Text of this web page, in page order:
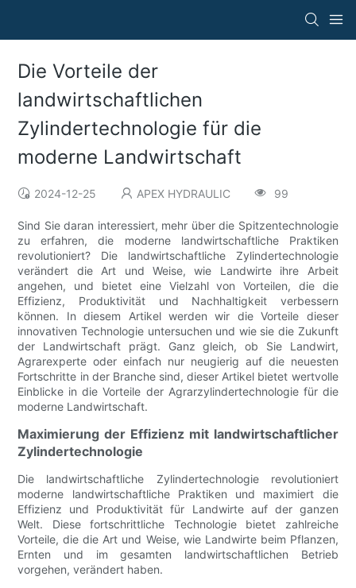
Die Vorteile der
landwirtschaftlichen
Zylindertechnologie für die
moderne Landwirtschaft
2024-12-25 APEX HYDRAULIC 99
Sind Sie daran interessiert, mehr über die Spitzentechnologie
zu erfahren, die moderne landwirtschaftliche Praktiken
revolutioniert? Die landwirtschaftliche Zylindertechnologie
verändert die Art und Weise, wie Landwirte ihre Arbeit
angehen, und bietet eine Vielzahl von Vorteilen, die die
Effizienz, Produktivität und Nachhaltigkeit verbessern
können. In diesem Artikel werden wir die Vorteile dieser
innovativen Technologie untersuchen und wie sie die Zukunft
der Landwirtschaft prägt. Ganz gleich, ob Sie Landwirt,
Agrarexperte oder einfach nur neugierig auf die neuesten
Fortschritte in der Branche sind, dieser Artikel bietet wertvolle
Einblicke in die Vorteile der Agrarzylindertechnologie für die
moderne Landwirtschaft.
Maximierung der Effizienz mit landwirtschaftlicher
Zylindertechnologie
Die landwirtschaftliche Zylindertechnologie revolutioniert
moderne landwirtschaftliche Praktiken und maximiert die
Effizienz und Produktivität für Landwirte auf der ganzen
Welt. Diese fortschrittliche Technologie bietet zahlreiche
Vorteile, die die Art und Weise, wie Landwirte beim Pflanzen,
Ernten und im gesamten landwirtschaftlichen Betrieb
vorgehen, verändert haben.